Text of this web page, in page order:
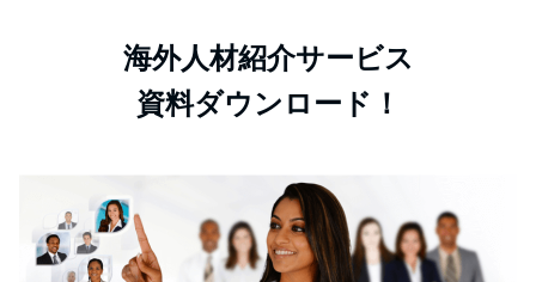
海外人材紹介サービス
資料ダウンロード！